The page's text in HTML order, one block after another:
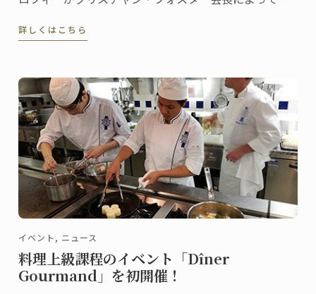
るル・コルドン・ブルー、パリ校に授与されました。
詳しくはこちら
イベント, ニュース
料理上級課程のイベント「Dîner
Gourmand」を初開催！